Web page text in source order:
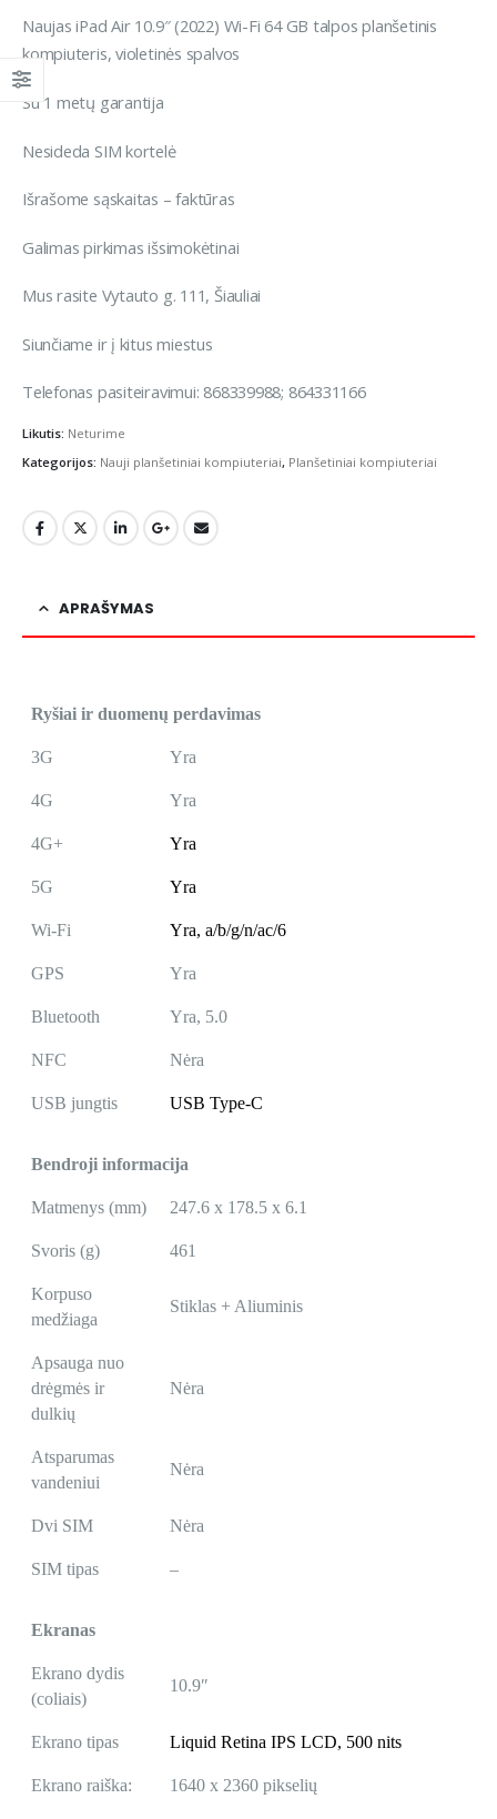
Naujas iPad Air 10.9″ (2022) Wi-Fi 64 GB talpos planšetinis
kompiuteris, violetinės spalvos
Su 1 metų garantija
Nesideda SIM kortelė
Išrašome sąskaitas – faktūras
Galimas pirkimas išsimokėtinai
Mus rasite Vytauto g. 111, Šiauliai
Siunčiame ir į kitus miestus
Telefonas pasiteiravimui: 868339988; 864331166
Likutis: Neturime
Kategorijos: Nauji planšetiniai kompiuteriai, Planšetiniai kompiuteriai
APRAŠYMAS
Ryšiai ir duomenų perdavimas
3G Yra
4G Yra
4G+ Yra
5G Yra
Wi-Fi Yra, a/b/g/n/ac/6
GPS Yra
Bluetooth Yra, 5.0
NFC Nėra
USB jungtis USB Type-C
Bendroji informacija
Matmenys (mm) 247.6 x 178.5 x 6.1
Svoris (g) 461
Korpuso
medžiaga
Stiklas + Aliuminis
Apsauga nuo
drėgmės ir
dulkių
Nėra
Atsparumas
vandeniui
Nėra
Dvi SIM Nėra
SIM tipas –
Ekranas
Ekrano dydis
(coliais)
10.9″
Ekrano tipas Liquid Retina IPS LCD, 500 nits
Ekrano raiška: 1640 x 2360 pikselių